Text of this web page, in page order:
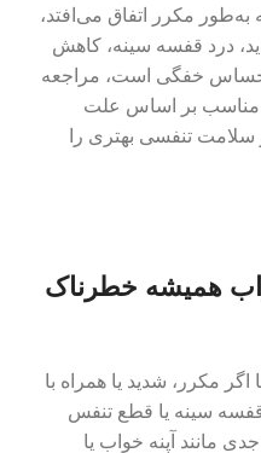
به‌طور مکرر اتفاق می‌افتد،
درد قفسه سینه، کاهش
خفگی است، مراجعه
بر اساس علت
سلامت تنفسی بهتری را
همیشه خطرناک
مکرر، شدید یا همراه با
قفسه سینه یا قطع تنفس
مانند آپنه خواب یا